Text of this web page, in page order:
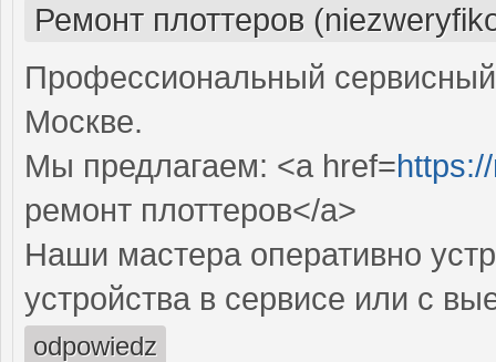
Ремонт плоттеров
Профессиональный
Москве.
Мы предлагаем: <a href=
ремонт плоттеров</a>
Наши мастера оперативно
устройства в сервисе или с
odpowiedz